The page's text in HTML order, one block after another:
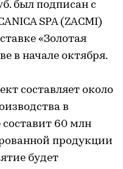
был подписан с
SPA (ZACMI)
«Золотая
в начале октября.
составляет около
в
60 млн
продукции
будет